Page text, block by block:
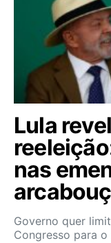
Lula
nas
Governo quer
Congresso para